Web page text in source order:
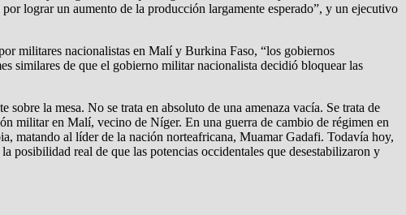
lograr un aumento de la producción largamente esperado”, y un ejecutivo
militares nacionalistas en Malí y Burkina Faso, “los gobiernos
similares de que el gobierno militar nacionalista decidió bloquear las
la mesa. No se trata en absoluto de una amenaza vacía. Se trata de
militar en Malí, vecino de Níger. En una guerra de cambio de régimen en
matando al líder de la nación norteafricana, Muamar Gadafi. Todavía hoy,
posibilidad real de que las potencias occidentales que desestabilizaron y